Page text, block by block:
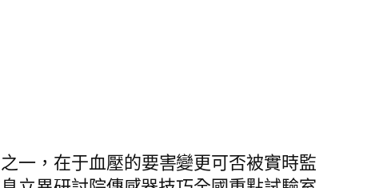
一，在于血壓的要害變更可否被實時監